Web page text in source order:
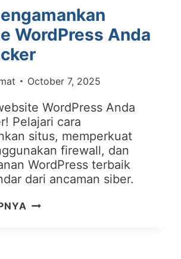
WordPress Anda
October 7, 2025
WordPress Anda
Pelajari cara
situs, memperkuat
firewall, dan
WordPress terbaik
dari ancaman siber.
CARA